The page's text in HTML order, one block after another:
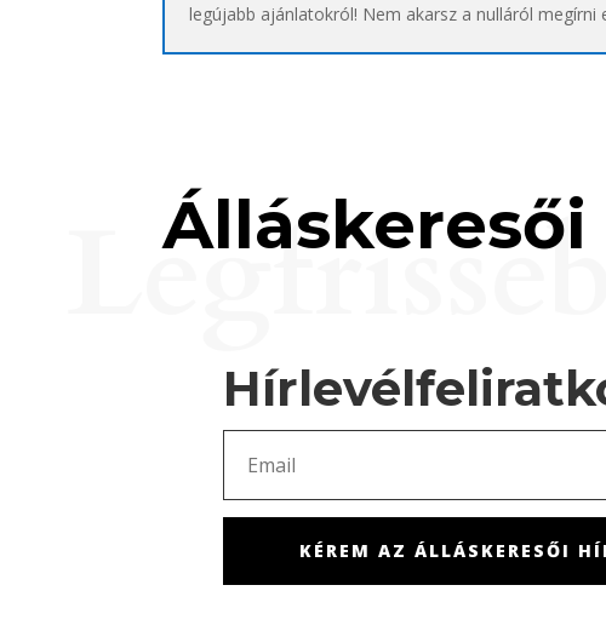
legújabb ajánlatokról! Nem akarsz a nulláról megírni
KÉREM AZ ÁLLÁSKERESŐI